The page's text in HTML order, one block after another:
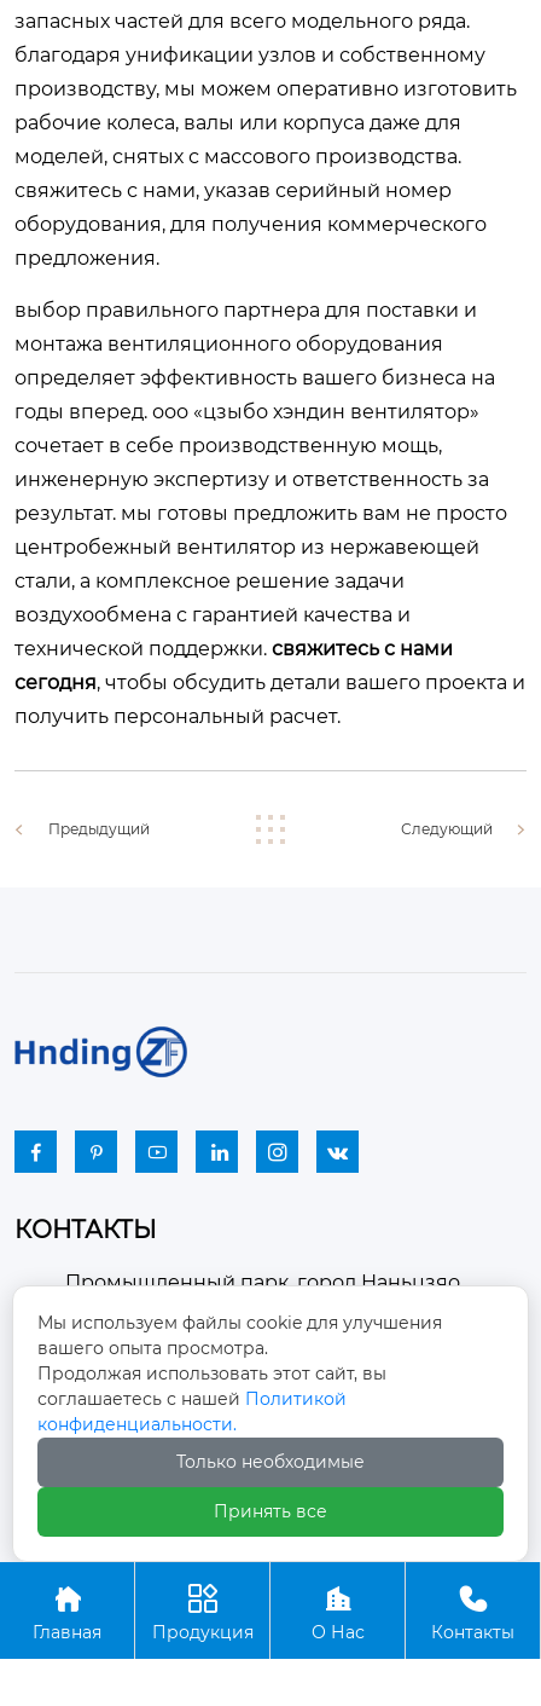
запасных частей для всего модельного ряда.
благодаря унификации узлов и собственному
производству, мы можем оперативно изготовить
рабочие колеса, валы или корпуса даже для
моделей, снятых с массового производства.
свяжитесь с нами, указав серийный номер
оборудования, для получения коммерческого
предложения.
выбор правильного партнера для поставки и
монтажа вентиляционного оборудования
определяет эффективность вашего бизнеса на
годы вперед. ооо «цзыбо хэндин вентилятор»
сочетает в себе производственную мощь,
инженерную экспертизу и ответственность за
результат. мы готовы предложить вам не просто
центробежный вентилятор из нержавеющей
стали, а комплексное решение задачи
воздухообмена с гарантией качества и
технической поддержки. свяжитесь с нами
сегодня, чтобы обсудить детали вашего проекта и
получить персональный расчет.
Предыдущий Следующий
     
КОНТАКТЫ

Промышленный парк, город Наньцзяо,
район Чжоуцунь, город Цзыбо, провинция
Шаньдун
 winston-xu@hengdingfan.com
+86-13806434669
 +86 13806434669
Copyright ©ООО Зибо Хенгдин Вентилятор

Главная

Продукция

О Нас

Контакты
Мы используем файлы cookie для улучшения
вашего опыта просмотра.
Продолжая использовать этот сайт, вы
соглашаетесь с нашей Политикой
конфиденциальности.
Только необходимые
Принять все